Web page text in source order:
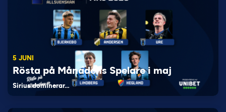
5 JUNI
Rösta på Månadens Spelare i maj
Sirius dominerar…